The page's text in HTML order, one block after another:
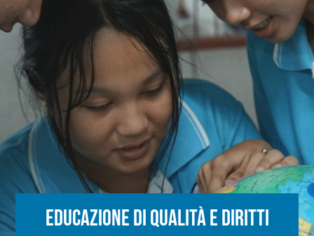
Educazione di Qualità e Diritti